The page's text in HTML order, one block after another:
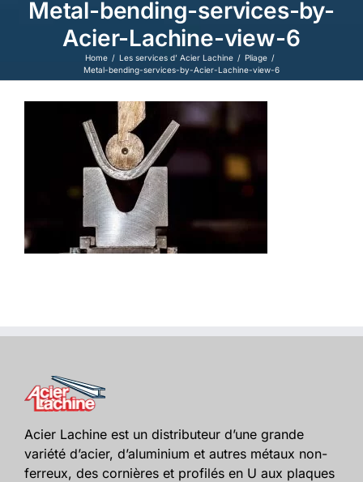
Metal-bending-services-by-
Acier-Lachine-view-6
Home Les services d’ Acier Lachine
Pliage
Metal-bending-services-by-Acier-Lachine-view-6
Acier Lachine est un distributeur d’une grande
variété d’acier, d’aluminium et autres métaux non-
ferreux, des cornières et profilés en U aux plaques